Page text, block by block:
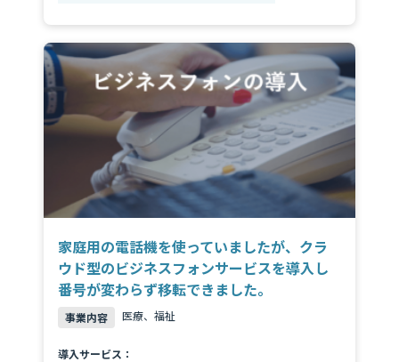
家庭用の電話機を使っていましたが、クラ
ウド型のビジネスフォンサービスを導入し
番号が変わらず移転できました。
事業内容 医療、福祉
導入サービス：